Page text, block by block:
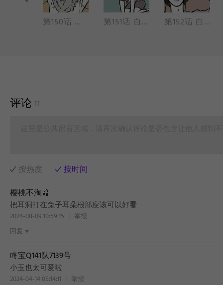
第150话 小玉和兔子们（中秋 快乐） 第151话 白泽登场（陷阱 WHO） 第152话 白泽（阁楼 神兽）
评论 11
按热度
按时间
樱桃不淘🍒
把耳洞打在兔子耳朵根部应该可以好看
2024-08-09 10:59:15
举报
回复
咚宝Q141队7139号
小玉也太可爱啦
2024-04-14 05:14:11
举报